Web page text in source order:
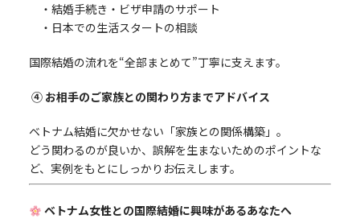
・結婚手続き・ビザ申請のサポート
・日本での生活スタートの相談
国際結婚の流れを“全部まとめて”丁寧に支えます。
④ お相手のご家族との関わり方までアドバイス
ベトナム結婚に欠かせない「家族との関係構築」。
どう関わるのが良いか、誤解を生まないためのポイントな
ど、実例をもとにしっかりお伝えします。
ベトナム女性との国際結婚に興味があるあなたへ